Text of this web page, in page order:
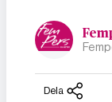
Dela